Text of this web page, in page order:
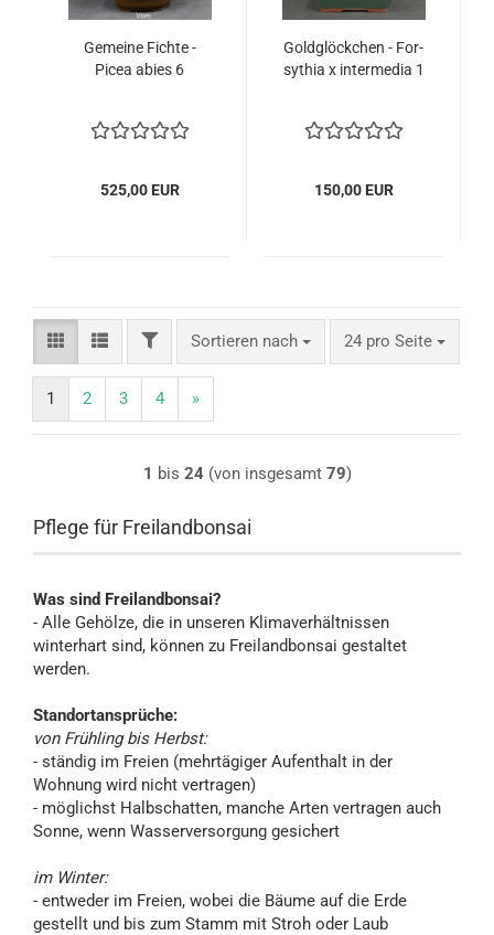
Ge­mei­ne Fich­te -
Picea abies 6
525,00 EUR
Gold­glöck­chen - For­
sy­thia x in­ter­me­dia 1
150,00 EUR
FILTERSortieren nach
Sortieren nach 24 pro Seite
pro Seite
1 2 3 4 »
1 bis 24(von insgesamt 79)
Pflege für Freilandbonsai
Was sind Freilandbonsai?
- Alle Gehölze, die in unseren Klimaverhältnissen
winterhart sind, können zu Freilandbonsai gestaltet
werden.
Standortansprüche:
von Frühling bis Herbst:
- ständig im Freien (mehrtägiger Aufenthalt in der
Wohnung wird nicht vertragen)
- möglichst Halbschatten, manche Arten vertragen auch
Sonne, wenn Wasserversorgung gesichert
im Winter:
- entweder im Freien, wobei die Bäume auf die Erde
gestellt und bis zum Stamm mit Stroh oder Laub